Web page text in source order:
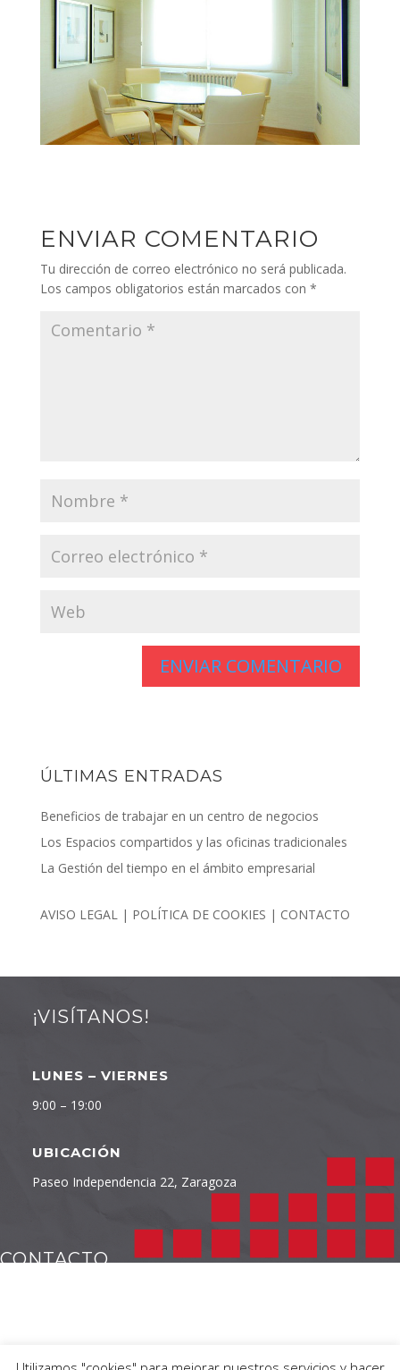
ENVIAR COMENTARIO
Tu dirección de correo electrónico no será publicada.
Los campos obligatorios están marcados con *
ÚLTIMAS ENTRADAS
Beneficios de trabajar en un centro de negocios
Los Espacios compartidos y las oficinas tradicionales
La Gestión del tiempo en el ámbito empresarial
AVISO LEGAL | POLÍTICA DE COOKIES | CONTACTO
¡VISÍTANOS!
LUNES – VIERNES
9:00 – 19:00
UBICACIÓN
Paseo Independencia 22, Zaragoza
CONTACTO